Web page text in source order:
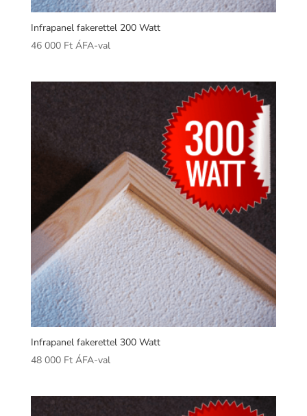
Infrapanel fakerettel 200 Watt
46 000 Ft ÁFA-val
Infrapanel fakerettel 300 Watt
48 000 Ft ÁFA-val